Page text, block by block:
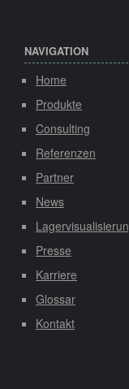
NAVIGATION
Home
Produkte
Consulting
Referenzen
Partner
News
Presse
Karriere
Glossar
Kontakt